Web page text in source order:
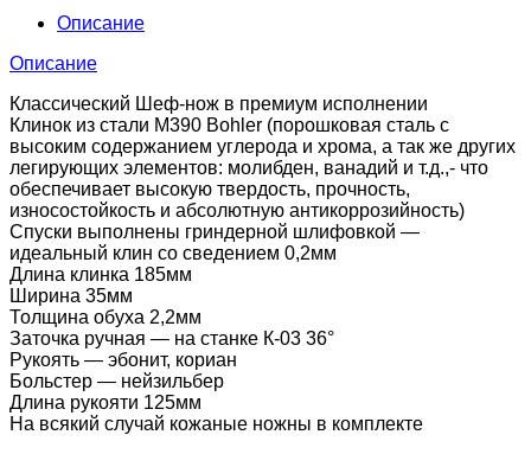
Описание
Описание
Классический Шеф-нож в премиум исполнении
Клинок из стали М390 Bohler (порошковая сталь с
высоким содержанием углерода и хрома, а так же других
легирующих элементов: молибден, ванадий и т.д.,- что
обеспечивает высокую твердость, прочность,
износостойкость и абсолютную антикоррозийность)
Спуски выполнены гриндерной шлифовкой —
идеальный клин со сведением 0,2мм
Длина клинка 185мм
Ширина 35мм
Толщина обуха 2,2мм
Заточка ручная — на станке К-03 36°
Рукоять — эбонит, кориан
Больстер — нейзильбер
Длина рукояти 125мм
На всякий случай кожаные ножны в комплекте